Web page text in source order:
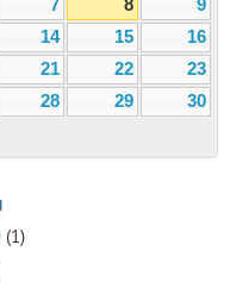
7 8
9
14 15
16
21 22
23
28 29
30
(1)